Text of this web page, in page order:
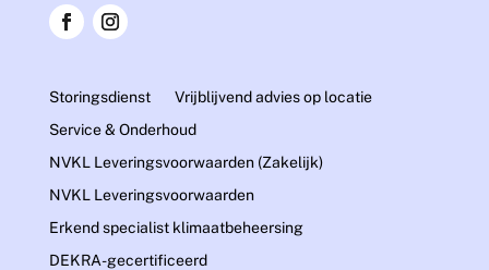
Storingsdienst
Vrijblijvend advies op locatie
Service & Onderhoud
NVKL Leveringsvoorwaarden (Zakelijk)
NVKL Leveringsvoorwaarden
Erkend specialist klimaatbeheersing
DEKRA-gecertificeerd